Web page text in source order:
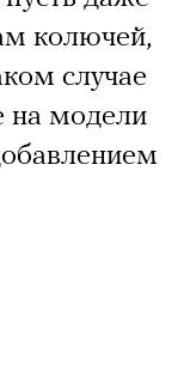
колючей,
случае
на модели